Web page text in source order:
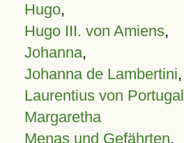
Hugo,
Hugo III. von Amiens,
Johanna,
Johanna de Lambertini,
Laurentius von Portugal
Margaretha
Menas und Gefährten,